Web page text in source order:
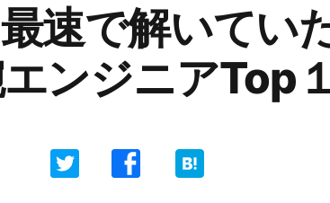
速で解いてい
ンジニアTop